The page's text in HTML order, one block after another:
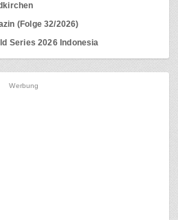
(Folge 32/2026)
Series 2026 Indonesia
Werbung